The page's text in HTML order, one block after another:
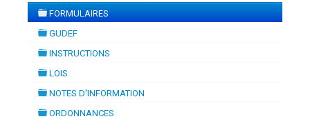
ACTUALITES
Toute l'actualité!
folder
FORMULAIRES
GUDEF
INSTRUCTIONS
LOIS
NOTES D'INFORMATION
ORDONNANCES